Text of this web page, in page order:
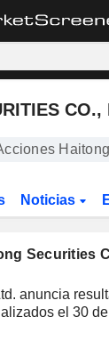
CO.,
Noticias
Securities
anuncia
el 30